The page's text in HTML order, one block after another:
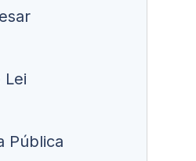
Lei
Pública